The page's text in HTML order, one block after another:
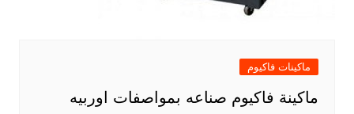
ماكينات فاكيوم
ماكينة فاكيوم صناعه بمواصفات اوربيه